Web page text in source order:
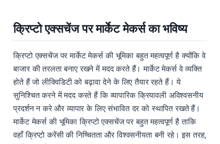
क्रिप्टो एक्सचेंज पर मार्केट मेकर्स का भविष्य
क्रिप्टो एक्सचेंज पर मार्केट मेकर्स की भूमिका बहुत महत्वपूर्ण है क्योंकि वे
बाजार की तरलता बनाए रखने में मदद करते हैं। मार्केट मेकर्स वे व्यक्ति
होते हैं जो लीक्विडिटी को बढ़ावा देने के लिए तैयार रहते हैं। ये
सुनिश्चित करने में मदद करते हैं कि व्यापारिक क्रियावली अविश्वसनीय
प्रदर्शन न करे और व्यापार के लिए संभावित दर को स्थापित रखते हैं।
मार्केट मेकर्स की भूमिका क्रिप्टो एक्सचेंज पर बहुत महत्वपूर्ण है ताकि
वहाँ क्रिप्टो करेंसी की निष्चितता और विश्वसनीयता बनी रहे। इस तरह,